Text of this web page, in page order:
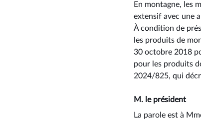
En montagne, les
extensif avec une
À condition de
les produits de
30 octobre 2018
pour les produits
2024/825, qui
M. le président
La parole est à